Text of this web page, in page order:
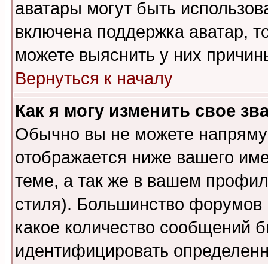
аватары могут быть
включена поддержка аватар,
можете выяснить у них
Вернуться к началу
Как я могу изменить свое
Обычно вы не можете
отображается ниже вашего
теме, а так же в вашем
стиля). Большинство форумов
какое количество сообщений
идентифицировать